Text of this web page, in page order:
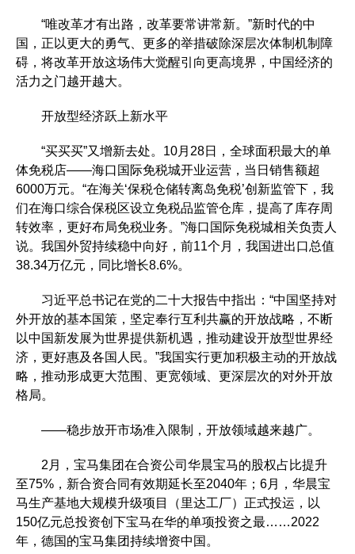
“唯改革才有出路，改革要常讲常新。”新时代的中
国，正以更大的勇气、更多的举措破除深层次体制机制障
碍，将改革开放这场伟大觉醒引向更高境界，中国经济的
活力之门越开越大。
开放型经济跃上新水平
“买买买”又增新去处。10月28日，全球面积最大的单
体免税店——海口国际免税城开业运营，当日销售额超
6000万元。“在海关‘保税仓储转离岛免税’创新监管下，我
们在海口综合保税区设立免税品监管仓库，提高了库存周
转效率，更好布局免税业务。”海口国际免税城相关负责人
说。我国外贸持续稳中向好，前11个月，我国进出口总值
38.34万亿元，同比增长8.6%。
习近平总书记在党的二十大报告中指出：“中国坚持对
外开放的基本国策，坚定奉行互利共赢的开放战略，不断
以中国新发展为世界提供新机遇，推动建设开放型世界经
济，更好惠及各国人民。”我国实行更加积极主动的开放战
略，推动形成更大范围、更宽领域、更深层次的对外开放
格局。
——稳步放开市场准入限制，开放领域越来越广。
2月，宝马集团在合资公司华晨宝马的股权占比提升
至75%，新合资合同有效期延长至2040年；6月，华晨宝
马生产基地大规模升级项目（里达工厂）正式投运，以
150亿元总投资创下宝马在华的单项投资之最……2022
年，德国的宝马集团持续增资中国。